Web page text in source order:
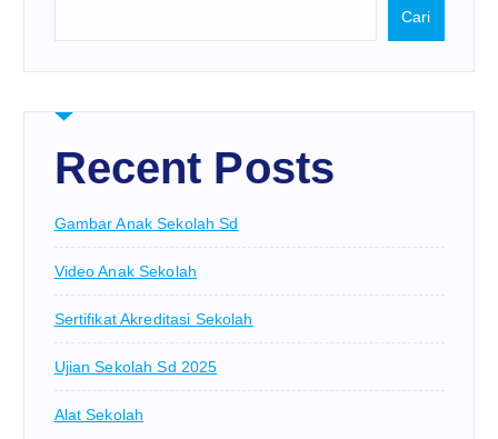
Cari
Recent Posts
Gambar Anak Sekolah Sd
Video Anak Sekolah
Sertifikat Akreditasi Sekolah
Ujian Sekolah Sd 2025
Alat Sekolah